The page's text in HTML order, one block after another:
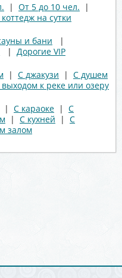
| От 5 до 10 чел. |
на сутки
и бани |
| Дорогие VIP
| С джакузи | С душем
к реке или озеру
| С караоке | С
| С кухней | С
залом